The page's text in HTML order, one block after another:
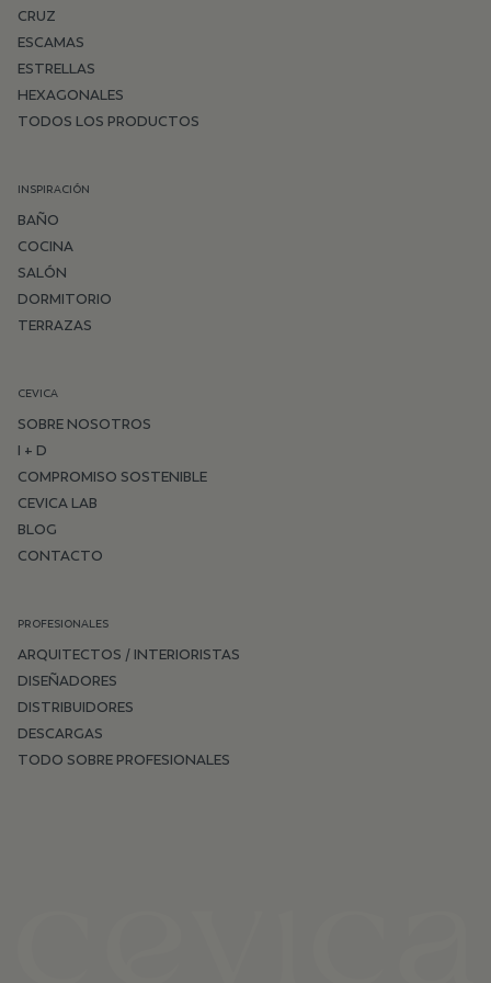
CRUZ
ESCAMAS
ESTRELLAS
HEXAGONALES
TODOS LOS PRODUCTOS
INSPIRACIÓN
BAÑO
COCINA
SALÓN
DORMITORIO
TERRAZAS
CEVICA
SOBRE NOSOTROS
I + D
COMPROMISO SOSTENIBLE
CEVICA LAB
BLOG
CONTACTO
PROFESIONALES
ARQUITECTOS / INTERIORISTAS
DISEÑADORES
DISTRIBUIDORES
DESCARGAS
TODO SOBRE PROFESIONALES